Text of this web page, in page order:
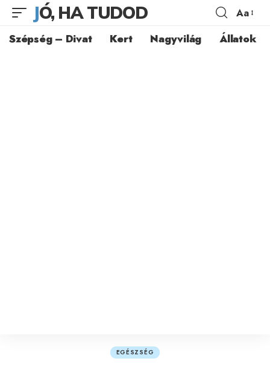
JÓ, HA TUDOD Aa
Szépség – Divat Kert Nagyvilág Állatok
EGÉSZSÉG